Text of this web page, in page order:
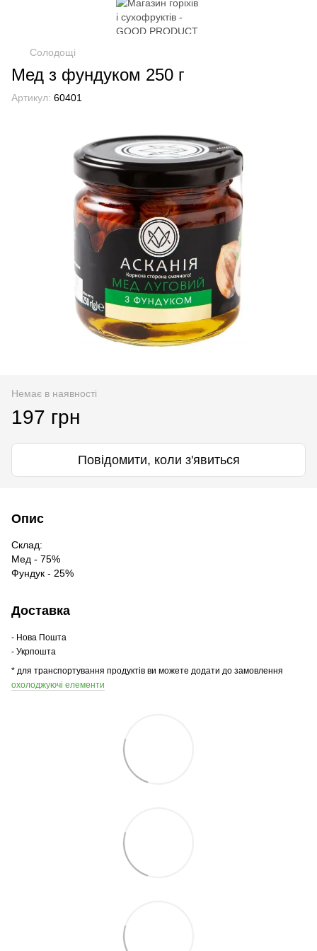
Солодощі
Мед з фундуком 250 г
Артикул: 60401
Немає в наявності
197 грн
Повідомити, коли з'явиться
Опис
Склад:
Мед - 75%
Фундук - 25%
Доставка
- Нова Пошта
- Укрпошта
* для транспортування продуктів ви можете додати до замовлення
охолоджуючі елементи